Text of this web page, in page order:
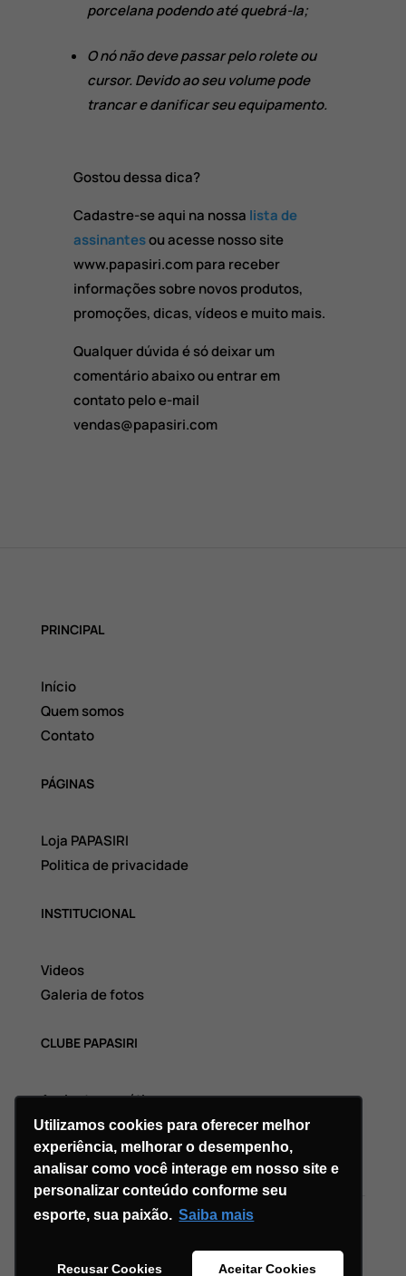
Utilizamos cookies para oferecer melhor
experiência, melhorar o desempenho,
analisar como você interage em nosso site e
personalizar conteúdo conforme seu
esporte, sua paixão. Saiba mais
Recusar Cookies Aceitar Cookies
porcelana podendo até quebrá-la;
O nó não deve passar pelo rolete ou
cursor. Devido ao seu volume pode
trancar e danificar seu equipamento.
Gostou dessa dica?
Cadastre-se aqui na nossa lista de
assinantesou acesse nosso site
www.papasiri.com para receber
informações sobre novos produtos,
promoções, dicas, vídeos e muito mais.
Qualquer dúvida é só deixar um
comentário abaixo ou entrar em
contato pelo e-mail
vendas@papasiri.com
PRINCIPAL
Início
Quem somos
Contato
PÁGINAS
Loja PAPASIRI
Politica de privacidade
INSTITUCIONAL
Videos
Galeria de fotos
CLUBE PAPASIRI
Assinatura grátis